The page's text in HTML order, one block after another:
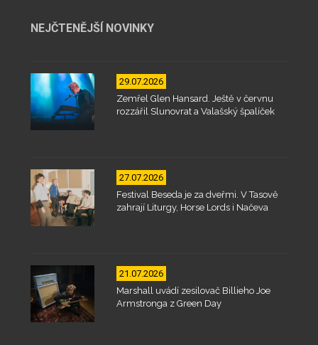
NEJČTENĚJŠÍ NOVINKY
29.07.2026
Zemřel Glen Hansard. Ještě v červnu
rozzářil Slunovrat a Valašský špalíček
27.07.2026
Festival Beseda je za dveřmi. V Tasově
zahrají Liturgy, Horse Lords i Načeva
21.07.2026
Marshall uvádí zesilovač Billieho Joe
Armstronga z Green Day